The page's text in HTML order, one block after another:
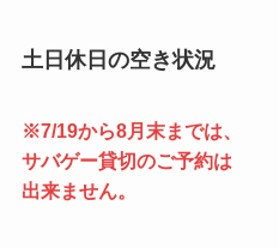
土日休日の空き状況
※7/19から8月末までは、
サバゲー貸切のご予約は
出来ません。